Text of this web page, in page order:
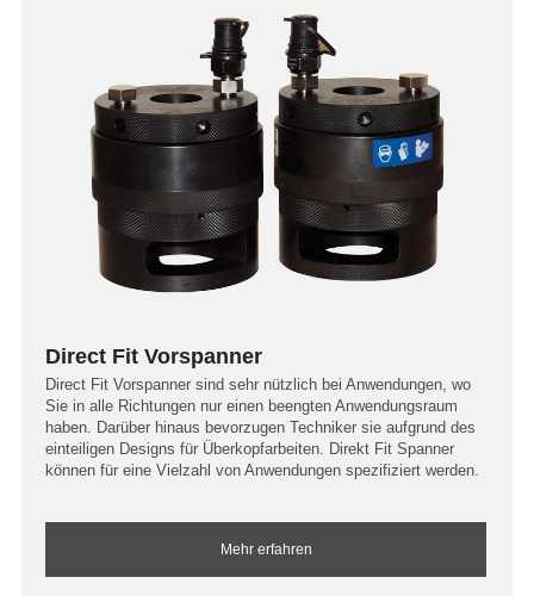
Direct Fit Vorspanner
Direct Fit Vorspanner sind sehr nützlich bei Anwendungen, wo
Sie in alle Richtungen nur einen beengten Anwendungsraum
haben. Darüber hinaus bevorzugen Techniker sie aufgrund des
einteiligen Designs für Überkopfarbeiten. Direkt Fit Spanner
können für eine Vielzahl von Anwendungen spezifiziert werden.
Mehr erfahren